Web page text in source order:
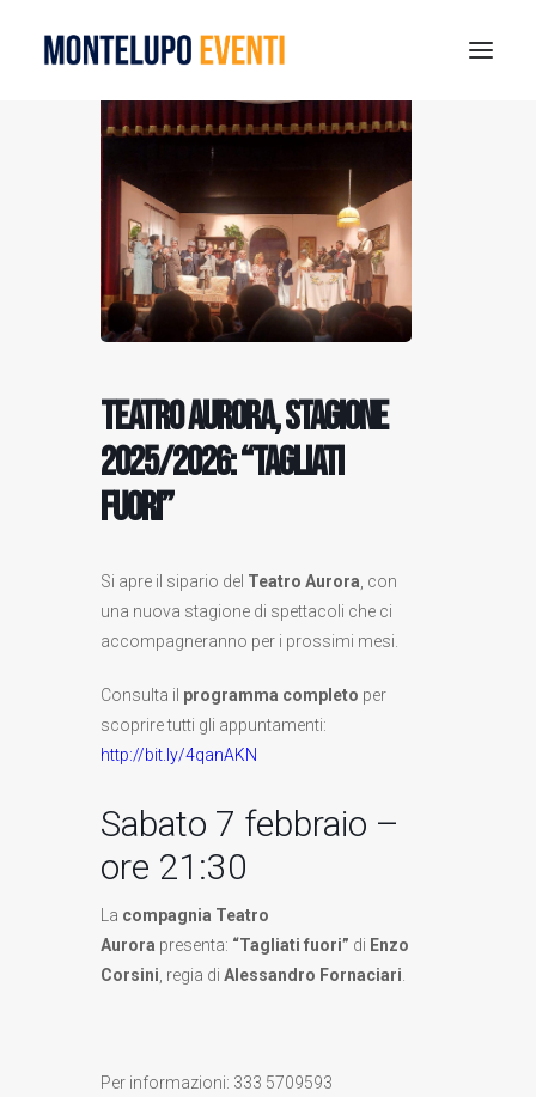
MONTELUPO SPORT DAYS 2026
ESTATE A MONTELUPO
VISIT MONTELUPO
DOVE MANGIARE
MUSEO DELLA CERAMICA
Teatro Aurora, stagione
2025/2026: “Tagliati
fuori”
Si apre il sipario del Teatro Aurora , con
una nuova stagione di spettacoli che ci
accompagneranno per i prossimi mesi.
Consulta il programma completo per
scoprire tutti gli appuntamenti:
http://bit.ly/4qanAKN
Sabato 7 febbraio –
ore 21:30
La compagnia Teatro
Aurora presenta: “Tagliati fuori” di Enzo
Corsini , regia di Alessandro Fornaciari
Per informazioni: 333 5709593